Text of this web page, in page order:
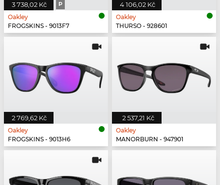
3 738,02 Kč P
Oakley
FROGSKINS - 9013F7
4 106,02 Kč
Oakley
THURSO - 928601
2 769,62 Kč
Oakley
FROGSKINS - 9013H6
2 537,21 Kč
Oakley
MANORBURN - 947901